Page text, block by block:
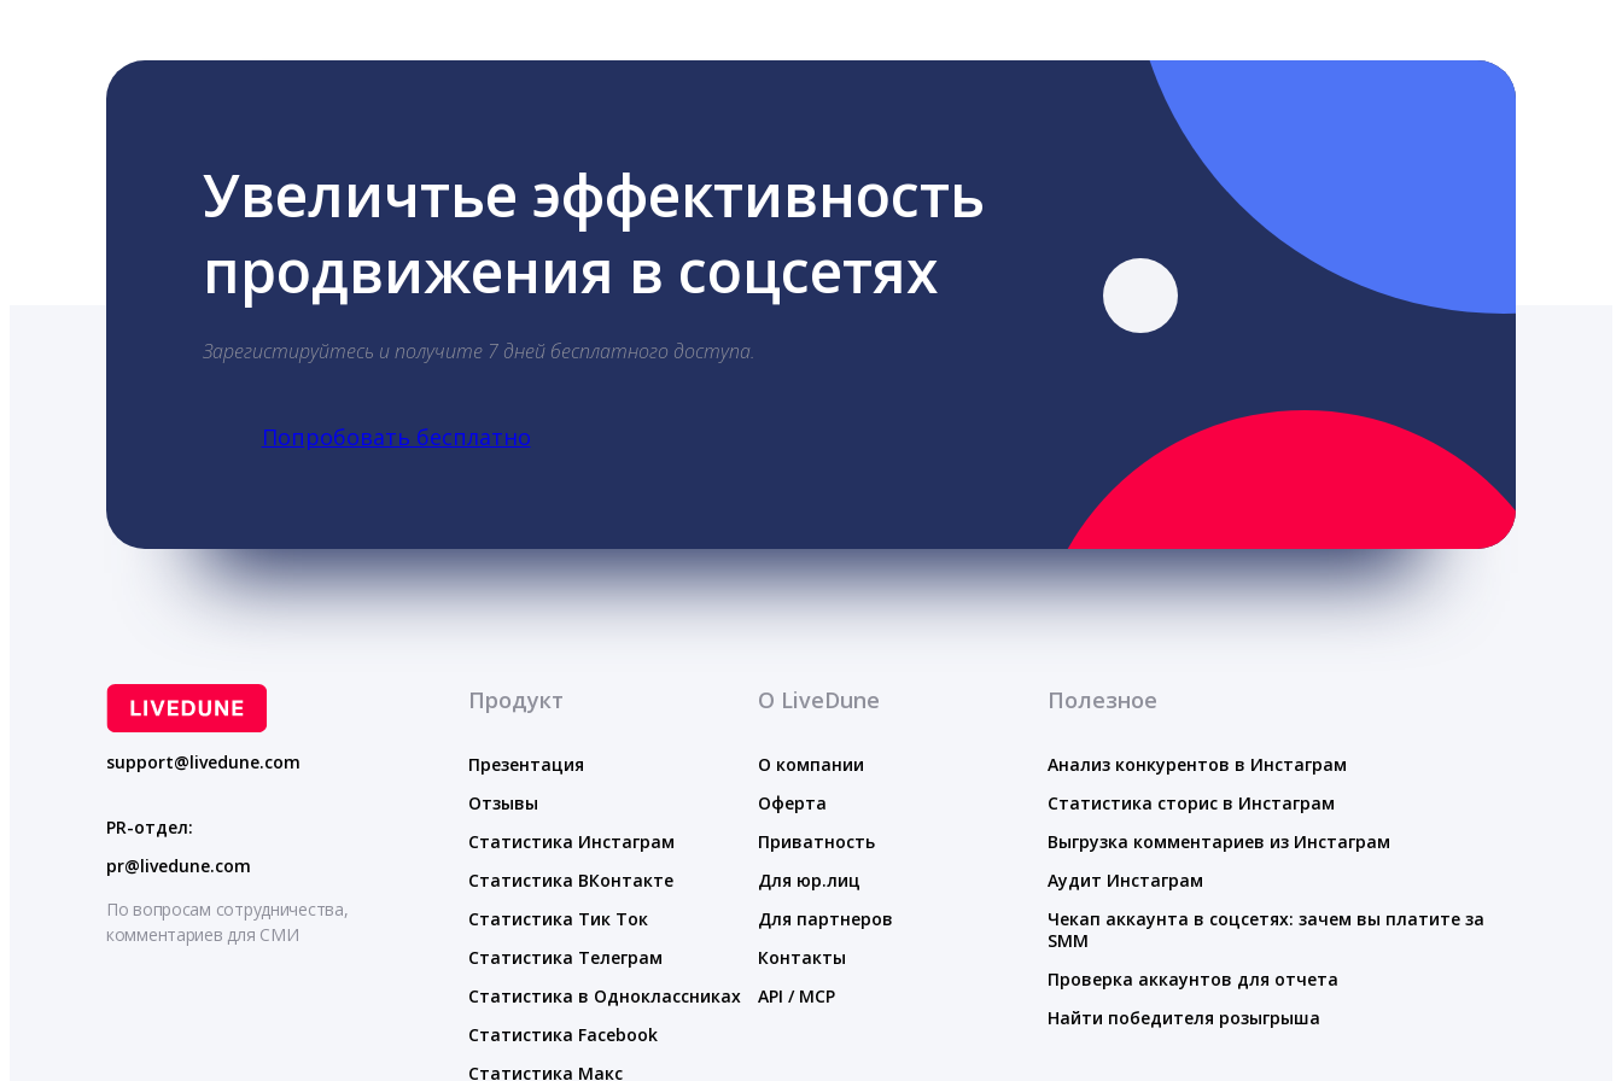
Увеличтье эффективность
продвижения в соцсетях
Зарегистируйтесь и получите 7 дней бесплатного доступа.
Попробовать бесплатно
support@livedune.com
PR-отдел:
pr@livedune.com
По вопросам сотрудничества,
комментариев для СМИ
Продукт
Презентация
Отзывы
Статистика Инстаграм
Статистика ВКонтакте
Статистика Тик Ток
Статистика Телеграм
Статистика в Одноклассниках
Статистика Facebook
Статистика Макс
О LiveDune
О компании
Оферта
Приватность
Для юр.лиц
Для партнеров
Контакты
API / MCP
Полезное
Анализ конкурентов в Инстаграм
Статистика сторис в Инстаграм
Выгрузка комментариев из Инстаграм
Аудит Инстаграм
Чекап аккаунта в соцсетях: зачем вы платите за
SMM
Проверка аккаунтов для отчета
Найти победителя розыгрыша